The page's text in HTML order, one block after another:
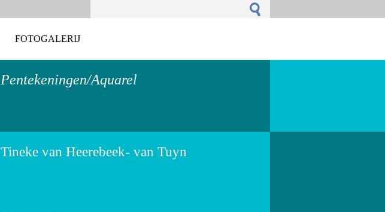
FOTOGALERIJ
Pentekeningen/Aquarel
Tineke van Heerebeek- van Tuyn